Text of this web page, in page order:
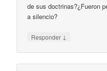
de sus doctrinas?¿Fueron
a silencio?
Responder ↓